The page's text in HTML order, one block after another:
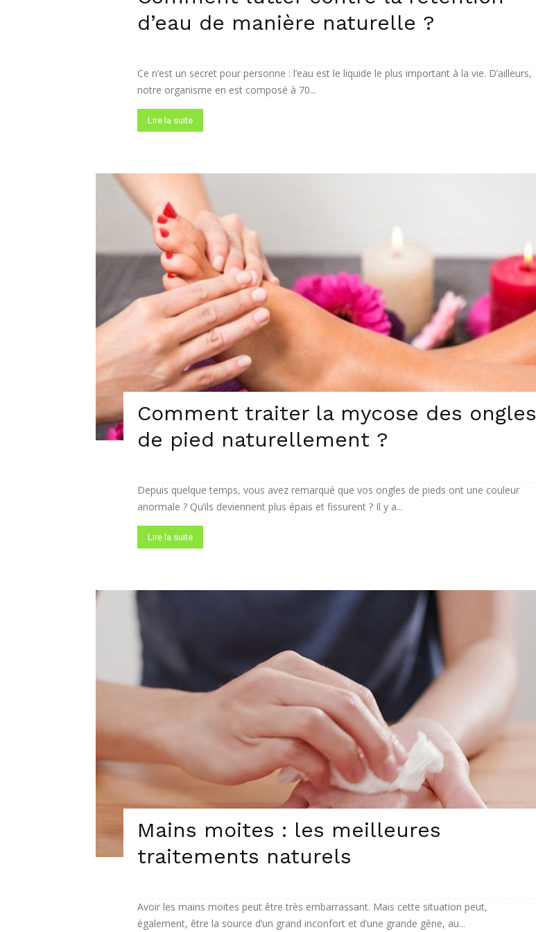
d’eau de manière naturelle ?
Ce n’est un secret pour personne : l’eau est le liquide le plus important à la vie. D’ailleurs,
notre organisme en est composé à 70...
Lire la suite
Comment traiter la mycose des ongles
de pied naturellement ?
Depuis quelque temps, vous avez remarqué que vos ongles de pieds ont une couleur
anormale ? Qu’ils deviennent plus épais et fissurent ? Il y a...
Lire la suite
Mains moites : les meilleures
traitements naturels
Avoir les mains moites peut être très embarrassant. Mais cette situation peut,
également, être la source d’un grand inconfort et d’une grande gêne, au...